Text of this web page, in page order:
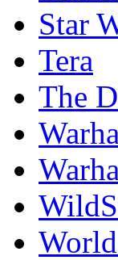
Star
Tera
The